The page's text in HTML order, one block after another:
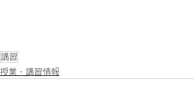
講習
授業・講習情報